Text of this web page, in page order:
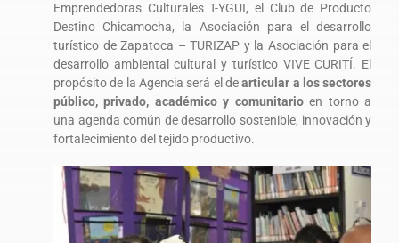
Emprendedoras Culturales T-YGUI, el Club de Producto
Destino Chicamocha, la Asociación para el desarrollo
turístico de Zapatoca – TURIZAP y la Asociación para el
desarrollo ambiental cultural y turístico VIVE CURITÍ. El
propósito de la Agencia será el dearticular a los sectores
público, privado, académico y comunitarioen torno a
una agenda común de desarrollo sostenible, innovación y
fortalecimiento del tejido productivo.